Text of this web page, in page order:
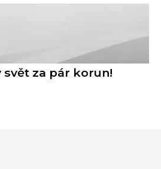
svět za pár korun!